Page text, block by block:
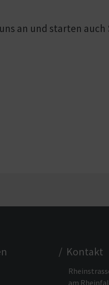
an und starten auch
/ Kontakt
am